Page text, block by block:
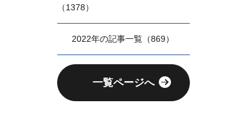
（1378）
2022年の記事一覧（869）
一覧ページへ